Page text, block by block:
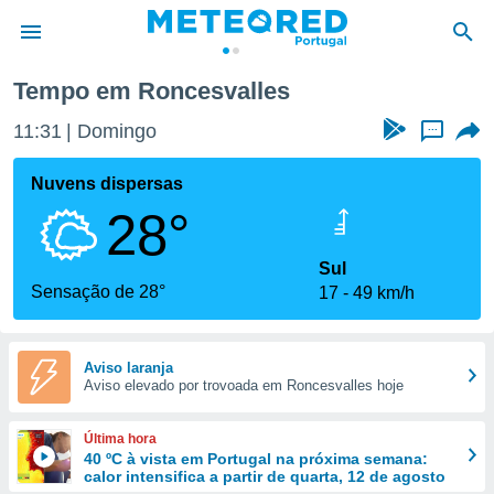
da
foi
fornecidas
a este
das
e
forma
digital
Tempo em Roncesvalles
11:31 Domingo ...
Nuvens dispersas
28°
Sensação de 28°
Sul
17
49 km/h
Aviso laranja
Aviso elevado por trovoada em Roncesvalles hoje
Última hora
40 ºC à vista em Portugal na próxima semana:
calor intensifica a partir de quarta, 12 de agosto